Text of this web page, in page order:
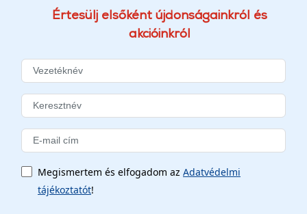
Értesülj elsőként újdonságainkról és
akcióinkról
Megismertem és elfogadom az Adatvédelmi
tájékoztatót!